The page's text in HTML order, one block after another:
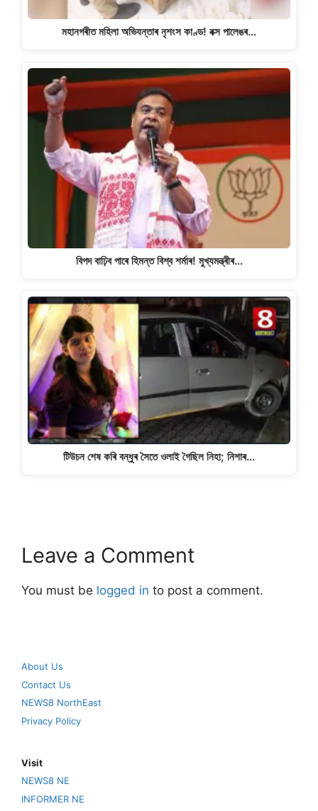
মহানগৰীত মহিলা অভিযন্তাৰ নৃশংস কাণ্ড! বক্স পালেঙৰ…
বিপদ বাঢ়িব পাৰে হিমন্ত বিশ্ব শৰ্মাৰ! মুখ্যমন্ত্ৰীৰ…
টিউচন শেষ কৰি বন্ধুৰ সৈতে ওলাই গৈছিল নিহা; নিশাৰ…
Leave a Comment
You must be logged in to post a comment.
About Us
Contact Us
NEWS8 NorthEast
Privacy Policy
Visit
NEWS8 NE
INFORMER NE